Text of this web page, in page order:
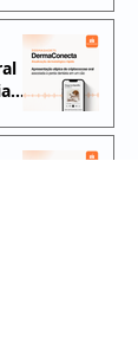
na